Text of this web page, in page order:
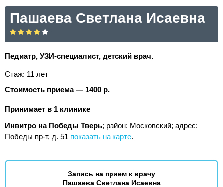
Пашаева Светлана Исаевна
Педиатр, УЗИ-специалист, детский врач.
Стаж: 11 лет
Стоимость приема — 1400 р.
Принимает в 1 клинике
Инвитро на Победы Тверь; район: Московский; адрес:
Победы пр-т, д. 51 показать на карте.
Запись на прием к врачу
Пашаева Светлана Исаевна